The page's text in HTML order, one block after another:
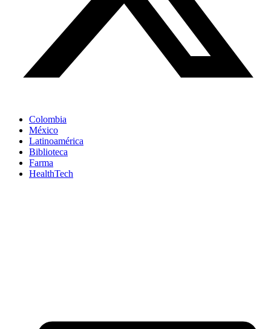
Colombia
México
Latinoamérica
Biblioteca
Farma
HealthTech